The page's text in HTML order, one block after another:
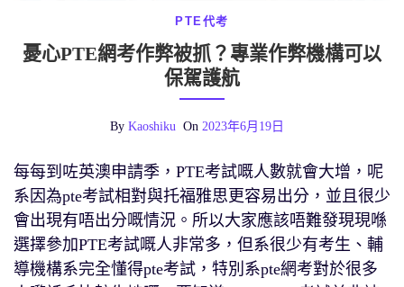
PTE代考
憂心PTE網考作弊被抓？專業作弊機構可以
保駕護航
By Kaoshiku On 2023年6月19日
每每到咗英澳申請季，PTE考試嘅人數就會大增，呢
系因為pte考試相對與托福雅思更容易出分，並且很少
會出現有唔出分嘅情況。所以大家應該唔難發現現喺
選擇參加PTE考試嘅人非常多，但系很少有考生、輔
導機構系完全懂得pte考試，特別系pte網考對於很多